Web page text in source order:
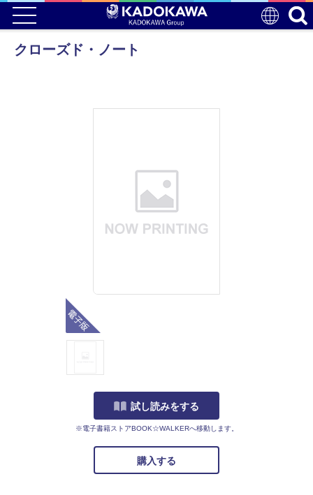
クローズド・ノート
試し読みをする
※電子書籍ストアBOOK☆WALKERへ移動します。
購入する